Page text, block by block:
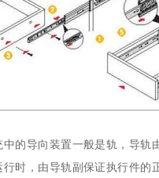
的导向装置一般是轨，导轨
时，由导轨副保证执行件的